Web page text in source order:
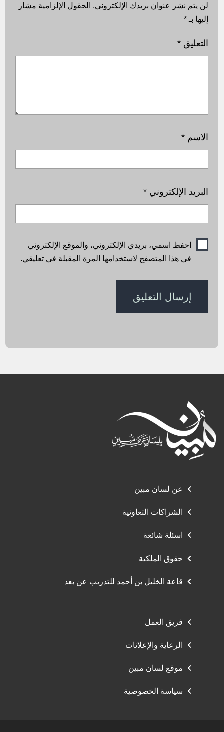
لن يتم نشر عنوان بريدك الإلكتروني. الحقول الإلزامية مشار
إليها بـ*
التعليق*
الاسم*
البريد الإلكتروني*
احفظ اسمي، بريدي الإلكتروني، والموقع الإلكتروني
في هذا المتصفح لاستخدامها المرة المقبلة في تعليقي.
عن لسان مبين
الشراكات التعاونية
اسئلة شائعة
حقوق الملكية
قاعة الخليل بن أحمد للتدريب عن بعد
فريق العمل
الرعاية والإعلانات
موقع لسان مبين
سياسة الخصوصية